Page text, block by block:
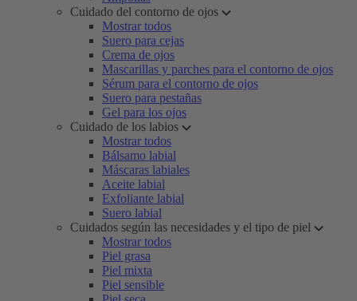
Cuidado del contorno de ojos
Mostrar todos
Suero para cejas
Crema de ojos
Mascarillas y parches para el contorno de ojos
Sérum para el contorno de ojos
Suero para pestañas
Gel para los ojos
Cuidado de los labios
Mostrar todos
Bálsamo labial
Máscaras labiales
Aceite labial
Exfoliante labial
Suero labial
Cuidados según las necesidades y el tipo de piel
Mostrar todos
Piel grasa
Piel mixta
Piel sensible